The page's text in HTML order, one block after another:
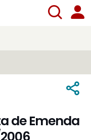
de Emenda